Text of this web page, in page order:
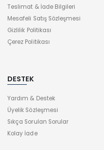
Teslimat & İade Bilgileri
Mesafeli Satış Sözleşmesi
Gizlilik Politikası
Çerez Politikası
DESTEK
Yardım & Destek
Üyelik Sözleşmesi
Sıkça Sorulan Sorular
Kolay İade